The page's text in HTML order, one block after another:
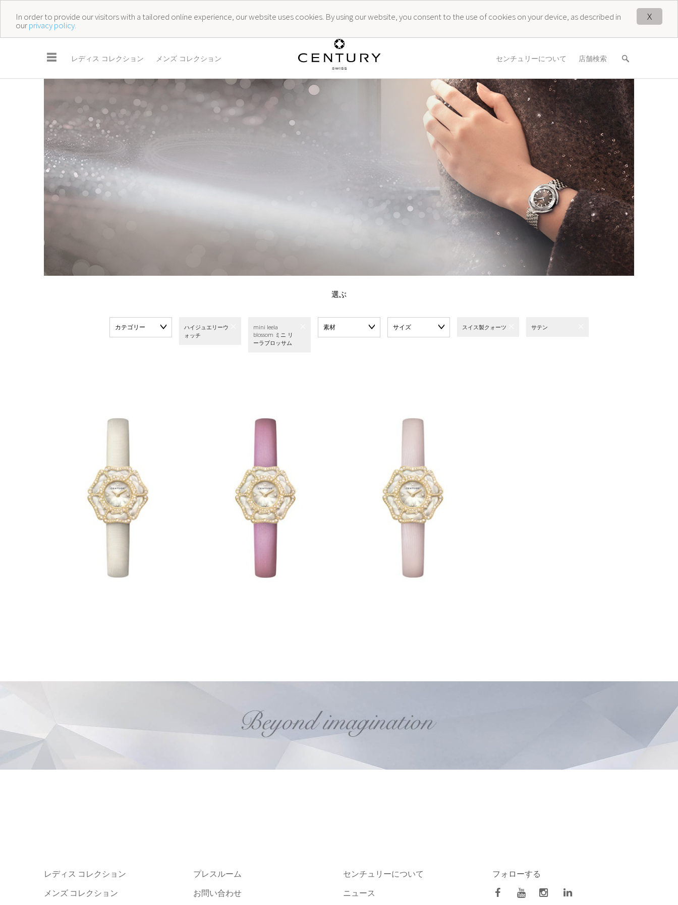
X
In order to provide our visitors with a tailored online experience, our website uses cookies. By using our website, you consent to the use of cookies on your device, as described in
ourprivacy policy.
☰ レディス コレクション メンズ コレクション センチュリーについて 店舗検索
選ぶ
カテゴリー
ハイジュエリーウ
ォッチ
mini leela
blossom ミニ リ
ーラブロッサム
素材 サイズ スイス製クォーツ サテン
レディス コレクション
メンズ コレクション
プレスルーム
お問い合わせ
センチュリーについて
ニュース
フォローする
facebookYoutubeInstagram